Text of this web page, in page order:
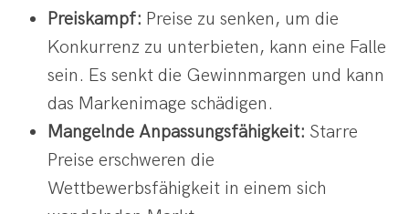
Preiskampf: Preise zu senken, um die
Konkurrenz zu unterbieten, kann eine Falle
sein. Es senkt die Gewinnmargen und kann
das Markenimage schädigen.
Mangelnde Anpassungsfähigkeit: Starre
Preise erschweren die
Wettbewerbsfähigkeit in einem sich